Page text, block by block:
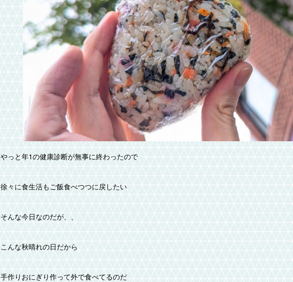
やっと年1の健康診断が無事に終わったので
徐々に食生活もご飯食べつつに戻したい
そんな今日なのだが、、
こんな秋晴れの日だから
手作りおにぎり作って外で食べてるのだ